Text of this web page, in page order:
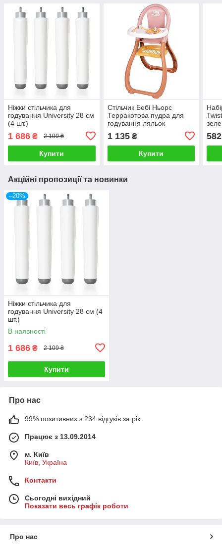
Ніжки стільчика для
годування University 28 см
(4 шт.)
1 686 ₴ 2 109 ₴
Купити
Стільчик Бебі Ньорс
Терракотова пудра для
годування ляльок
1 135₴
Купити
582
Акційні пропозиції та новинки
–20%
Ніжки стільчика для
годування University 28 см (4
шт.)
В наявності
1 686 ₴ 2 109 ₴
Купити
Про нас
99% позитивних з 234 відгуків за рік
Працює з 13.09.2014
м. Київ
Київ, Україна
Контакти
Сьогодні вихідний
Показати весь графік роботи
Про нас